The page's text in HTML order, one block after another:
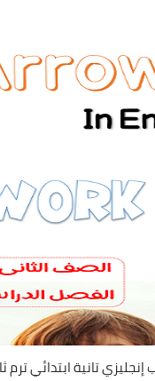
تانية ابتدائي ترم ثاني 2026 المنهج